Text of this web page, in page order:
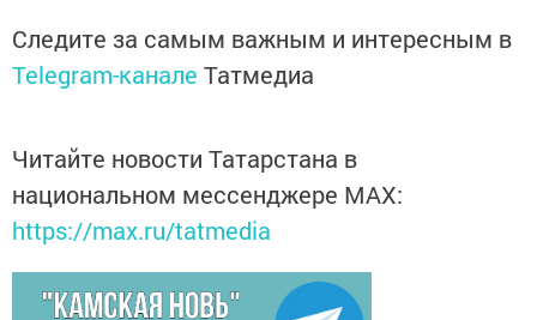
Следите за самым важным и интересным в
Telegram-канале Татмедиа
Читайте новости Татарстана в
национальном мессенджере MАХ:
https://max.ru/tatmedia